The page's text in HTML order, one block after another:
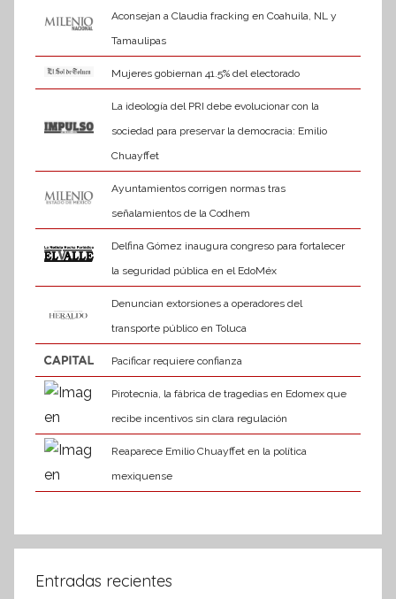
Aconsejan a Claudia fracking en Coahuila, NL y
Tamaulipas
Mujeres gobiernan 41.5% del electorado
La ideología del PRI debe evolucionar con la
sociedad para preservar la democracia: Emilio
Chuayffet
Ayuntamientos corrigen normas tras
señalamientos de la Codhem
Delfina Gómez inaugura congreso para fortalecer
la seguridad pública en el EdoMéx
Denuncian extorsiones a operadores del
transporte público en Toluca
Pacificar requiere confianza
Pirotecnia, la fábrica de tragedias en Edomex que
recibe incentivos sin clara regulación
Reaparece Emilio Chuayffet en la política
mexiquense
Entradas recientes